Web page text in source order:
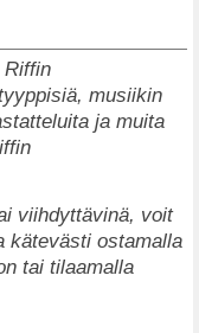
Riffin
musiikin
ja muita
viihdyttävinä, voit
kätevästi ostamalla
tai tilaamalla